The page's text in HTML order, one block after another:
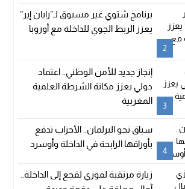
2
برنامج شتوي غير مسبوق لـ”رايان إير”
يعزز الربط الجوي للداخلة مع أوروبا
3
إنجاز جديد للأمن الوطني.. اعتماد
دولي يعزز مكانة الشرطة العلمية
المغربية
4
سباق نحو البرلمان.. الأحزاب تدفع
بأوراقها الرابحة في الداخلة وأوسرد
زيارة مرتقبة لفوزي لقجع إلى الداخلة..